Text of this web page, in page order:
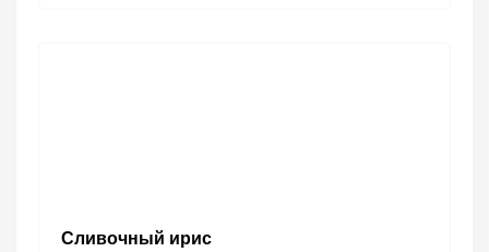
Сливочный ирис